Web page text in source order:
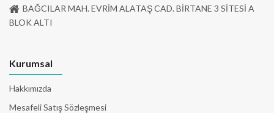
BAĞCILAR MAH. EVRİM ALATAŞ CAD. BİRTANE 3 SİTESİ A
BLOK ALTI
Kurumsal
Hakkımızda
Mesafeli Satış Sözleşmesi